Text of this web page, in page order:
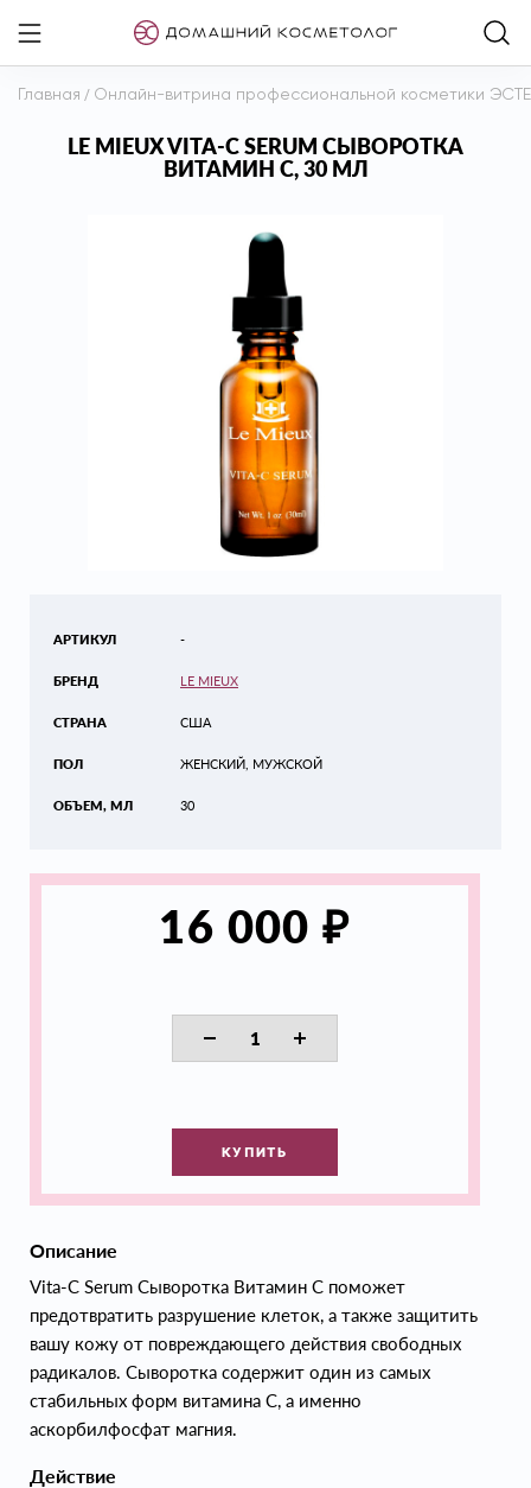
Главная / Онлайн-витрина профессиональной косметики
LE MIEUX VITA-C SERUM СЫВОРОТКА
ВИТАМИН С, 30 МЛ
АРТИКУЛ
БРЕНД
СТРАНА
ПОЛ
ОБЪЕМ, МЛ
-
LE MIEUX
США
ЖЕНСКИЙ, МУЖСКОЙ
30
16 000₽
КУПИТЬ
Описание
Vita-C Serum Сыворотка Витамин С поможет
предотвратить разрушение клеток, а также защитить
вашу кожу от повреждающего действия свободных
радикалов. Сыворотка содержит один из самых
стабильных форм витамина С, а именно
аскорбилфосфат магния.
Действие